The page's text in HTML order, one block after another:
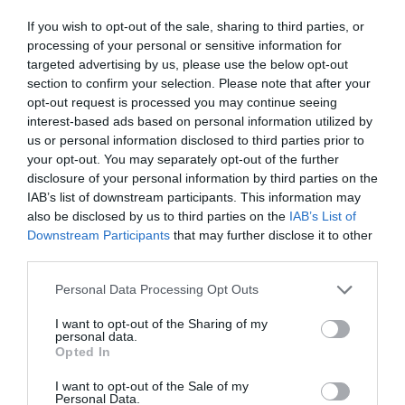
If you wish to opt-out of the sale, sharing to third parties, or
processing of your personal or sensitive information for
targeted advertising by us, please use the below opt-out
section to confirm your selection. Please note that after your
opt-out request is processed you may continue seeing
interest-based ads based on personal information utilized by
us or personal information disclosed to third parties prior to
your opt-out. You may separately opt-out of the further
disclosure of your personal information by third parties on the
IAB’s list of downstream participants. This information may
also be disclosed by us to third parties on the IAB’s List of
Downstream Participants that may further disclose it to other
Please note that this website/app uses one or more Google
not limited to your visit or usage behaviour. You may click to
grant or deny consent to Google and its third-party tags to
use your data for below specified purposes in below Google
consent section.
Personal Data Processing Opt Outs
I want to opt-out of the Sharing of my
personal data.
Opted In
I want to opt-out of the Sale of my
Personal Data.
mondta Tóth-Szántai József polgármester a megnyitón,
kiemelve a közösségépítés fontosságát:„Ugyanis ezek a
mozaikok azok, amelyekből újra egy olyan közösséget tudunk
építeni ebben a városban, amire egyrészt büszkék lehetünk,
másrészt pedig, ahol jól tudjuk magunkat érezni. Azt
gondolom, hogy ez a hely, ahol most állunk, ehhez
mindenféleképpen sokat hozzátehet majd”
A Miskolci Soho új turisztikai vonzerő a